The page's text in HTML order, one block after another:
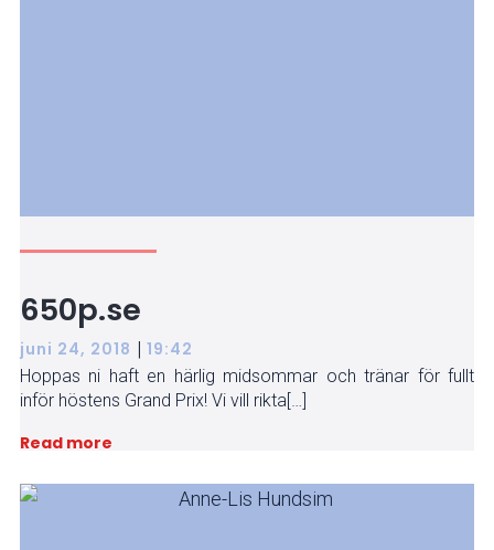
650p.se
juni 24, 2018 | 19:42
Hoppas ni haft en härlig midsommar och tränar för fullt
inför höstens Grand Prix! Vi vill rikta[…]
Read more